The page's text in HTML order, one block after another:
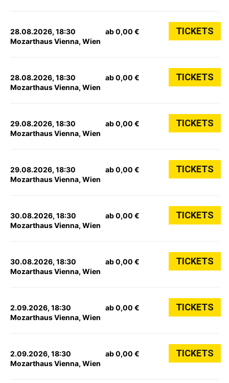
28.08.2026, 18:30
Mozarthaus Vienna, Wien
ab 0,00 € TICKETS
28.08.2026, 18:30
Mozarthaus Vienna, Wien
ab 0,00 € TICKETS
29.08.2026, 18:30
Mozarthaus Vienna, Wien
ab 0,00 € TICKETS
29.08.2026, 18:30
Mozarthaus Vienna, Wien
ab 0,00 € TICKETS
30.08.2026, 18:30
Mozarthaus Vienna, Wien
ab 0,00 € TICKETS
30.08.2026, 18:30
Mozarthaus Vienna, Wien
ab 0,00 € TICKETS
2.09.2026, 18:30
Mozarthaus Vienna, Wien
ab 0,00 € TICKETS
2.09.2026, 18:30
Mozarthaus Vienna, Wien
ab 0,00 € TICKETS